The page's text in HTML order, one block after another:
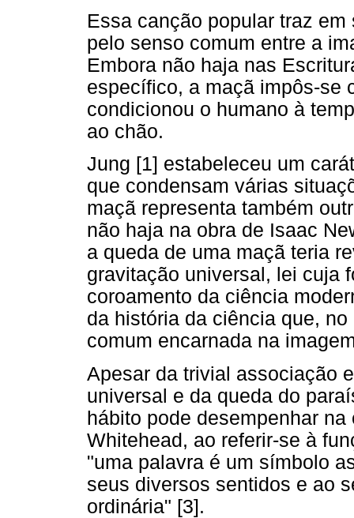
Essa canção popular traz
pelo senso comum entre a
Embora não haja nas
específico, a maçã impôs-se
condicionou o humano à
ao chão.
Jung [1] estabeleceu um
que condensam várias
maçã representa também
não haja na obra de Isaac
a queda de uma maçã teria
gravitação universal, lei cuja
coroamento da ciência
da história da ciência que,
comum encarnada na
Apesar da trivial associação
universal e da queda do
hábito pode desempenhar
Whitehead, ao referir-se à
"uma palavra é um símbolo
seus diversos sentidos e ao
ordinária" [3].